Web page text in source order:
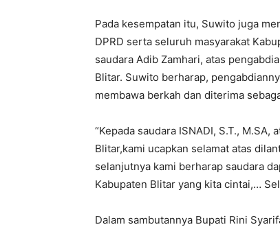
Pada kesempatan itu, Suwito juga
DPRD serta seluruh masyarakat
saudara Adib Zamhari, atas
Blitar. Suwito berharap,
membawa berkah dan diterima
“Kepada saudara ISNADI, S.T.,
Blitar,kami ucapkan selamat atas
selanjutnya kami berharap saudara
Kabupaten Blitar yang kita cintai,…
Dalam sambutannya Bupati Rini